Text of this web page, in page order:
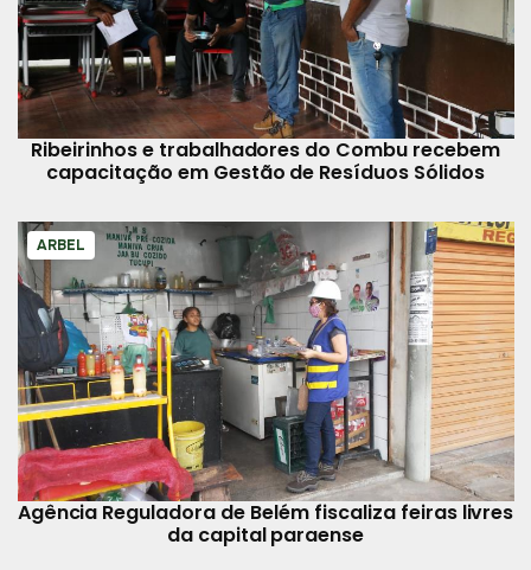
Ribeirinhos e trabalhadores do Combu recebem
capacitação em Gestão de Resíduos Sólidos
ARBEL
Agência Reguladora de Belém fiscaliza feiras livres
da capital paraense